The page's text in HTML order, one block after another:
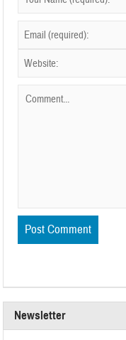
Newsletter